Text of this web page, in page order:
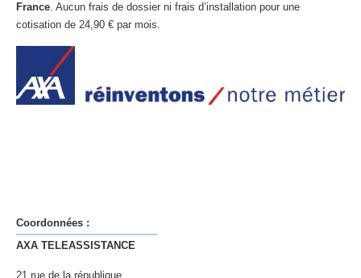
France. Aucun frais de dossier ni frais d’installation pour une
cotisation de 24,90 € par mois.
Coordonnées :
AXA TELEASSISTANCE
21 rue de la république